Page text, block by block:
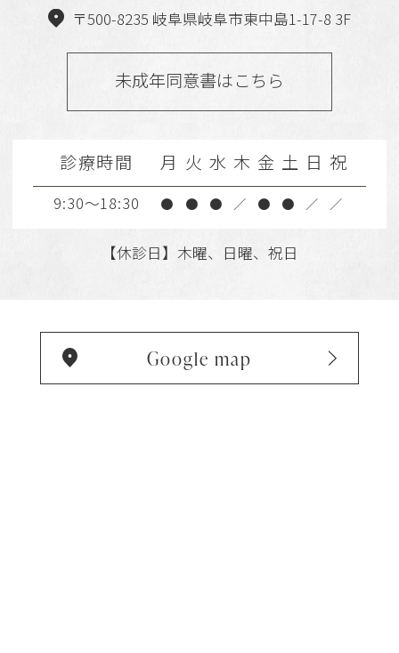
〒500-8235 岐阜県岐阜市東中島1-17-8 3F
未成年同意書はこちら
診療時間 月 火 水 木 金 土 日 祝
9:30～18:30 ● ● ● ／ ● ● ／ ／
【休診日】木曜、日曜、祝日
Google map